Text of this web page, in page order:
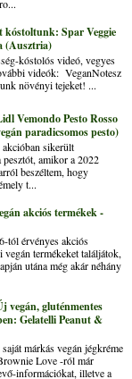
kóstoltunk: Spar Veggie
(Ausztria)
kóstolós videó, vegyes
videók: VeganNotesz
növényi tejeket! ...
Vemondo Pesto Rosso
paradicsomos pesto)
sikerült
pesztót, amikor a 2022
beszéltem, hogy
t...
akciós termékek -
tól érvényes akciós
vegán termékeket találjátok,
utána még akár néhány
vegán, gluténmentes
Gelatelli Peanut &
márkás vegán jégkréme
Love -ról már
információkat, illetve a